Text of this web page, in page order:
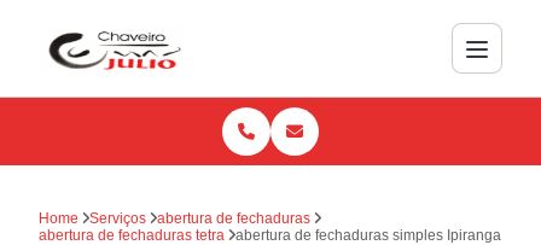
Home Serviços
abertura de fechaduras
abertura de fechaduras tetra
abertura de fechaduras simples Ipiranga